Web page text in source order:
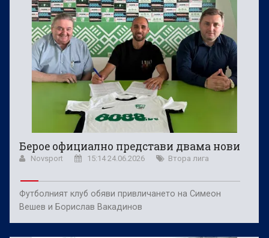
Берое официално представи двама нови
Novsport 15:14 24.06.2026 Втора лига
Футболният клуб обяви привличането на Симеон
Вешев и Борислав Вакадинов